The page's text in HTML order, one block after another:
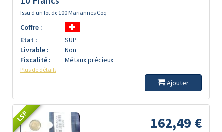
Issu d un lot de 100 Mariannes Coq
Coffre :
Etat :
SUP
Livrable :
Non
Fiscalité :
Métaux précieux
Plus de détails
Ajouter
LSP 162,49 €